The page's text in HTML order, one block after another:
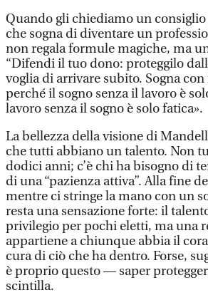
Quando gli chiediamo un
che sogna di diventare un
non regala formule magiche, ma
“Difendi il tuo dono: proteggilo
voglia di arrivare subito. Sogna
perché il sogno senza il lavoro è
lavoro senza il sogno è solo fatica».
La bellezza della visione di
che tutti abbiano un talento. Non
dodici anni; c’è chi ha bisogno di
di una “pazienza attiva”. Alla fine
mentre ci stringe la mano con un
resta una sensazione forte: il
privilegio per pochi eletti, ma una
appartiene a chiunque abbia il
cura di ciò che ha dentro. Forse,
è proprio questo — saper
scintilla.